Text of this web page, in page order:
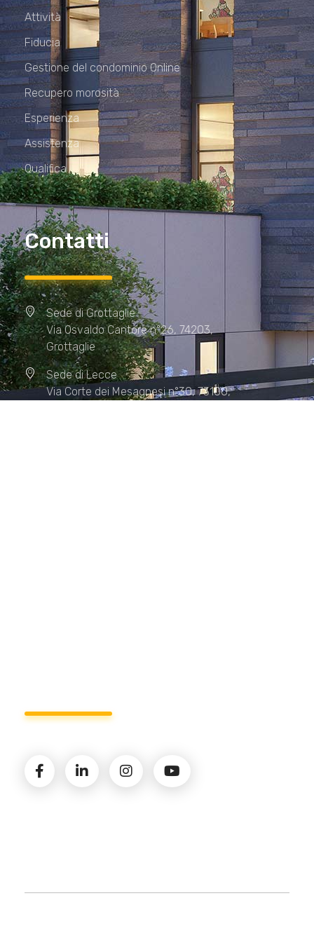
Attività
Fiducia
Gestione del condominio Online
Recupero morosità
Esperienza
Assistenza
Qualifica
Contatti
Sede di Grottaglie
Via Osvaldo Cantore n°26, 74203,
Grottaglie
Sede di Lecce
Via Corte dei Mesagnesi n°30, 73100,